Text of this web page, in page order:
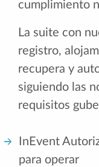
cumplimiento
La suite con
registro,
recupera y
siguiendo las
requisitos
InEvent
para operar